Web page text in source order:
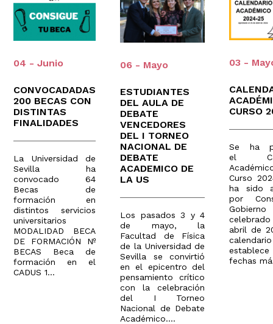
04 - Junio
CONVOCADADAS
200 BECAS CON
DISTINTAS
FINALIDADES
La Universidad de
Sevilla ha
convocado 64
Becas de
formación en
distintos servicios
universitarios
MODALIDAD BECA
DE FORMACIÓN Nº
BECAS Beca de
formación en el
CADUS 1...
06 - Mayo
ESTUDIANTES
DEL AULA DE
DEBATE
VENCEDORES
DEL I TORNEO
NACIONAL DE
DEBATE
ACADEMICO DE
LA US
Los pasados 3 y 4
de mayo, la
Facultad de Física
de la Universidad de
Sevilla se convirtió
en el epicentro del
pensamiento crítico
con la celebración
del I Torneo
Nacional de Debate
Académico....
03 -
CURSO
Se ha
el
Curso
ha sido
por
Gobierno
abril de
calendario
fechas